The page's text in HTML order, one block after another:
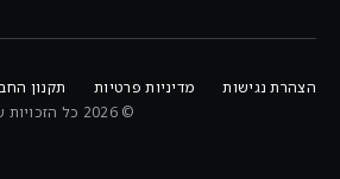
הצהרת נגישות מדיניות פרטיות
תקנון
© 2026 כל הזכויות שמורות לחברת אי. אן. אקס